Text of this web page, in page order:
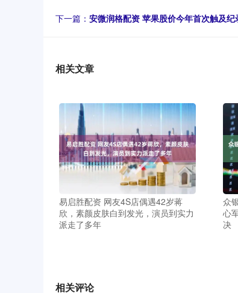
下一篇： 安微润格配资 苹果股价今年首次触及
相关文章
易启胜配资 网友4S店偶遇42岁蒋
欣，素颜皮肤白到发光，演员到实力
派走了多年
众
心
决
相关评论